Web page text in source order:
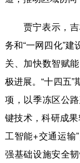
贾宁表示，吉
务和“一网四化”
关、加快数智赋
极进展。“十四五
项，以季冻区公
键技术，科研成
工智能+交通运输
强基础设施安全